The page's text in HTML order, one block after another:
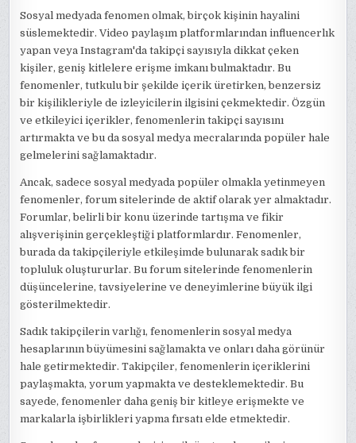
Sosyal medyada fenomen olmak, birçok kişinin hayalini
süslemektedir. Video paylaşım platformlarından influencerlık
yapan veya Instagram'da takipçi sayısıyla dikkat çeken
kişiler, geniş kitlelere erişme imkanı bulmaktadır. Bu
fenomenler, tutkulu bir şekilde içerik üretirken, benzersiz
bir kişilikleriyle de izleyicilerin ilgisini çekmektedir. Özgün
ve etkileyici içerikler, fenomenlerin takipçi sayısını
artırmakta ve bu da sosyal medya mecralarında popüler hale
gelmelerini sağlamaktadır.
Ancak, sadece sosyal medyada popüler olmakla yetinmeyen
fenomenler, forum sitelerinde de aktif olarak yer almaktadır.
Forumlar, belirli bir konu üzerinde tartışma ve fikir
alışverişinin gerçekleştiği platformlardır. Fenomenler,
burada da takipçileriyle etkileşimde bulunarak sadık bir
topluluk oluştururlar. Bu forum sitelerinde fenomenlerin
düşüncelerine, tavsiyelerine ve deneyimlerine büyük ilgi
gösterilmektedir.
Sadık takipçilerin varlığı, fenomenlerin sosyal medya
hesaplarının büyümesini sağlamakta ve onları daha görünür
hale getirmektedir. Takipçiler, fenomenlerin içeriklerini
paylaşmakta, yorum yapmakta ve desteklemektedir. Bu
sayede, fenomenler daha geniş bir kitleye erişmekte ve
markalarla işbirlikleri yapma fırsatı elde etmektedir.